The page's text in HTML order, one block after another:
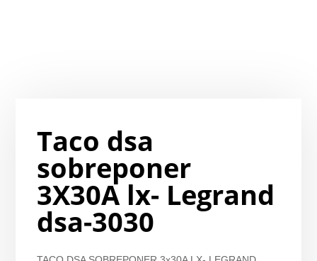
Taco dsa
sobreponer
3X30A lx- Legrand
dsa-3030